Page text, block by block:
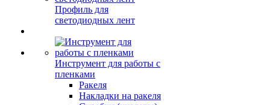
Профиль для
светодиодных лент
Инструмент для работы с
пленками
Ракеля
Накладки на ракеля